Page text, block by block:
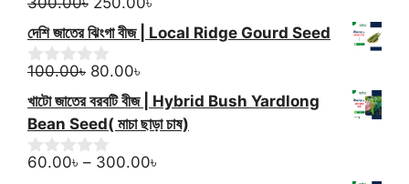
5
320.00৳
0
u
t
o
5
price
was:
300.00৳.
price
দেশি জাতের ঝিংগা বীজ | Local Ridge Gourd Seed
0
u
t
o
f
5
100.00৳ Original
price
was:
100.00৳.
80.00৳
price
is:
খাটো জাতের বরবটি বীজ | Hybrid Bush Yardlong
Bean Seed( মাচা ছাড়া চাষ)
0
60.00৳ – 300.00৳